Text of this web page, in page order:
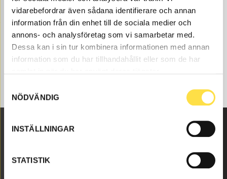
vidarebefordrar även sådana identifierare och annan
information från din enhet till de sociala medier och
annons- och analysföretag som vi samarbetar med.
Dessa kan i sin tur kombinera informationen med annan
information som du har tillhandahållit eller som de har
NÖDVÄNDIG
INSTÄLLNINGAR
STATISTIK